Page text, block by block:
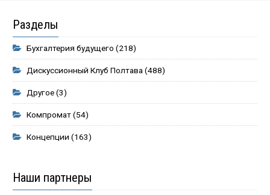
Разделы
Бухгалтерия будущего (218)
Дискуссионный Клуб Полтава (488)
Другое(3)
Компромат(54)
Концепции (163)
Наши партнеры